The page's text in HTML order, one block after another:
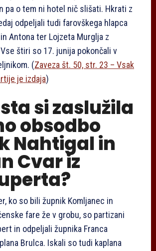
pa o tem ni hotel nič slišati. Hkrati z
odpeljali tudi farovškega hlapca
Antona ter Lojzeta Murglja z
štiri so 17. junija pokončali v
(Zaveza št. 50, str. 23 – Vsak
je izdaja)
si zaslužila
obsodbo
Nahtigal in
Cvar iz
ko so bili župnik Komljanec in
fare že v grobu, so partizani
in odpeljali župnika Franca
Brulca. Iskali so tudi kaplana